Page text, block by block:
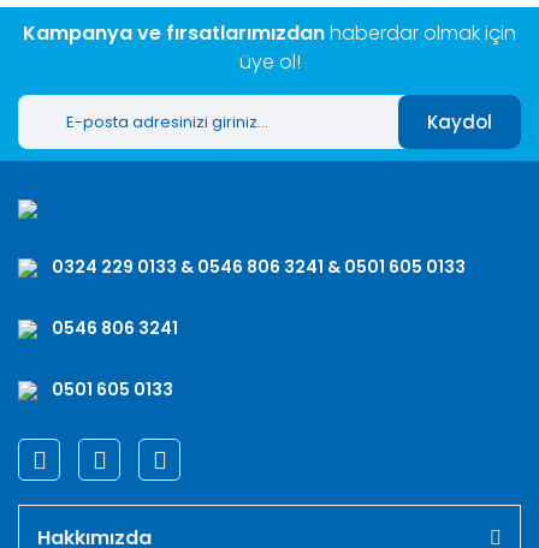
Kampanya ve fırsatlarımızdanhaberdar olmak için
üye ol!
Kaydol
0324 229 0133 & 0546 806 3241 & 0501 605 0133
0546 806 3241
0501 605 0133
Hakkımızda